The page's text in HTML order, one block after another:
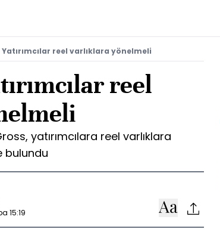
Yatırımcılar reel varlıklara yönelmeli
reel
yatırımcılara reel varlıklara
bulundu
15:19